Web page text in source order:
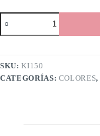
SKU:KI150
CATEGORÍAS: COLORES,